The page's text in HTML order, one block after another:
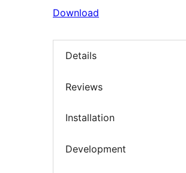
Download
Details
Reviews
Installation
Development